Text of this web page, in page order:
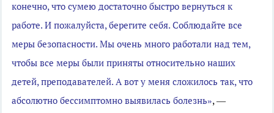
конечно, что сумею достаточно быстро вернуться к
работе. И пожалуйста, берегите себя. Соблюдайте все
меры безопасности. Мы очень много работали над тем,
чтобы все меры были приняты относительно наших
детей, преподавателей. А вот у меня сложилось так, что
абсолютно бессимптомно выявилась болезнь», —